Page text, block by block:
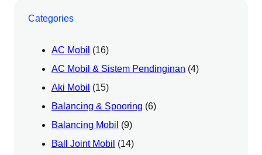
Categories
AC Mobil (16)
AC Mobil & Sistem Pendinginan (4)
Aki Mobil (15)
Balancing & Spooring (6)
Balancing Mobil (9)
Ball Joint Mobil (14)